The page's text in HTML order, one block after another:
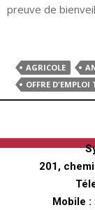
preuve de
AGRICOLE
OFFRE D'EMPLOI
201,
Mobile :